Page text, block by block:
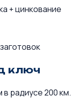
+ цинкование
ключ
радиусе 200 км.